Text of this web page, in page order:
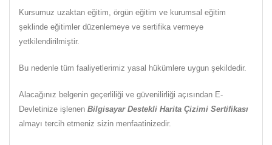
Kursumuz uzaktan eğitim, örgün eğitim ve kurumsal eğitim
şeklinde eğitimler düzenlemeye ve sertifika vermeye
yetkilendirilmiştir.
Bu nedenle tüm faaliyetlerimiz yasal hükümlere uygun şekildedir.
Alacağınız belgenin geçerliliği ve güvenilirliği açısından E-
Devletinize işlenen Bilgisayar Destekli Harita Çizimi Sertifikası
almayı tercih etmeniz sizin menfaatinizedir.